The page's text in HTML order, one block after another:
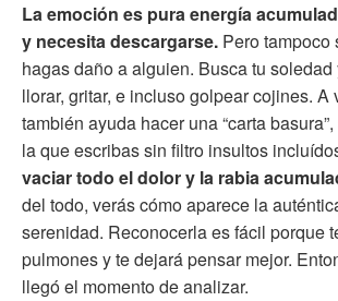
La emoción es pura energía
y necesita descargarse. Pero tampoco
hagas daño a alguien. Busca tu soledad
llorar, gritar, e incluso golpear cojines. A
también ayuda hacer una “carta
la que escribas sin filtro insultos
vaciar todo el dolor y la rabia
del todo, verás cómo aparece la
serenidad. Reconocerla es fácil porque
pulmones y te dejará pensar mejor.
llegó el momento de analizar.